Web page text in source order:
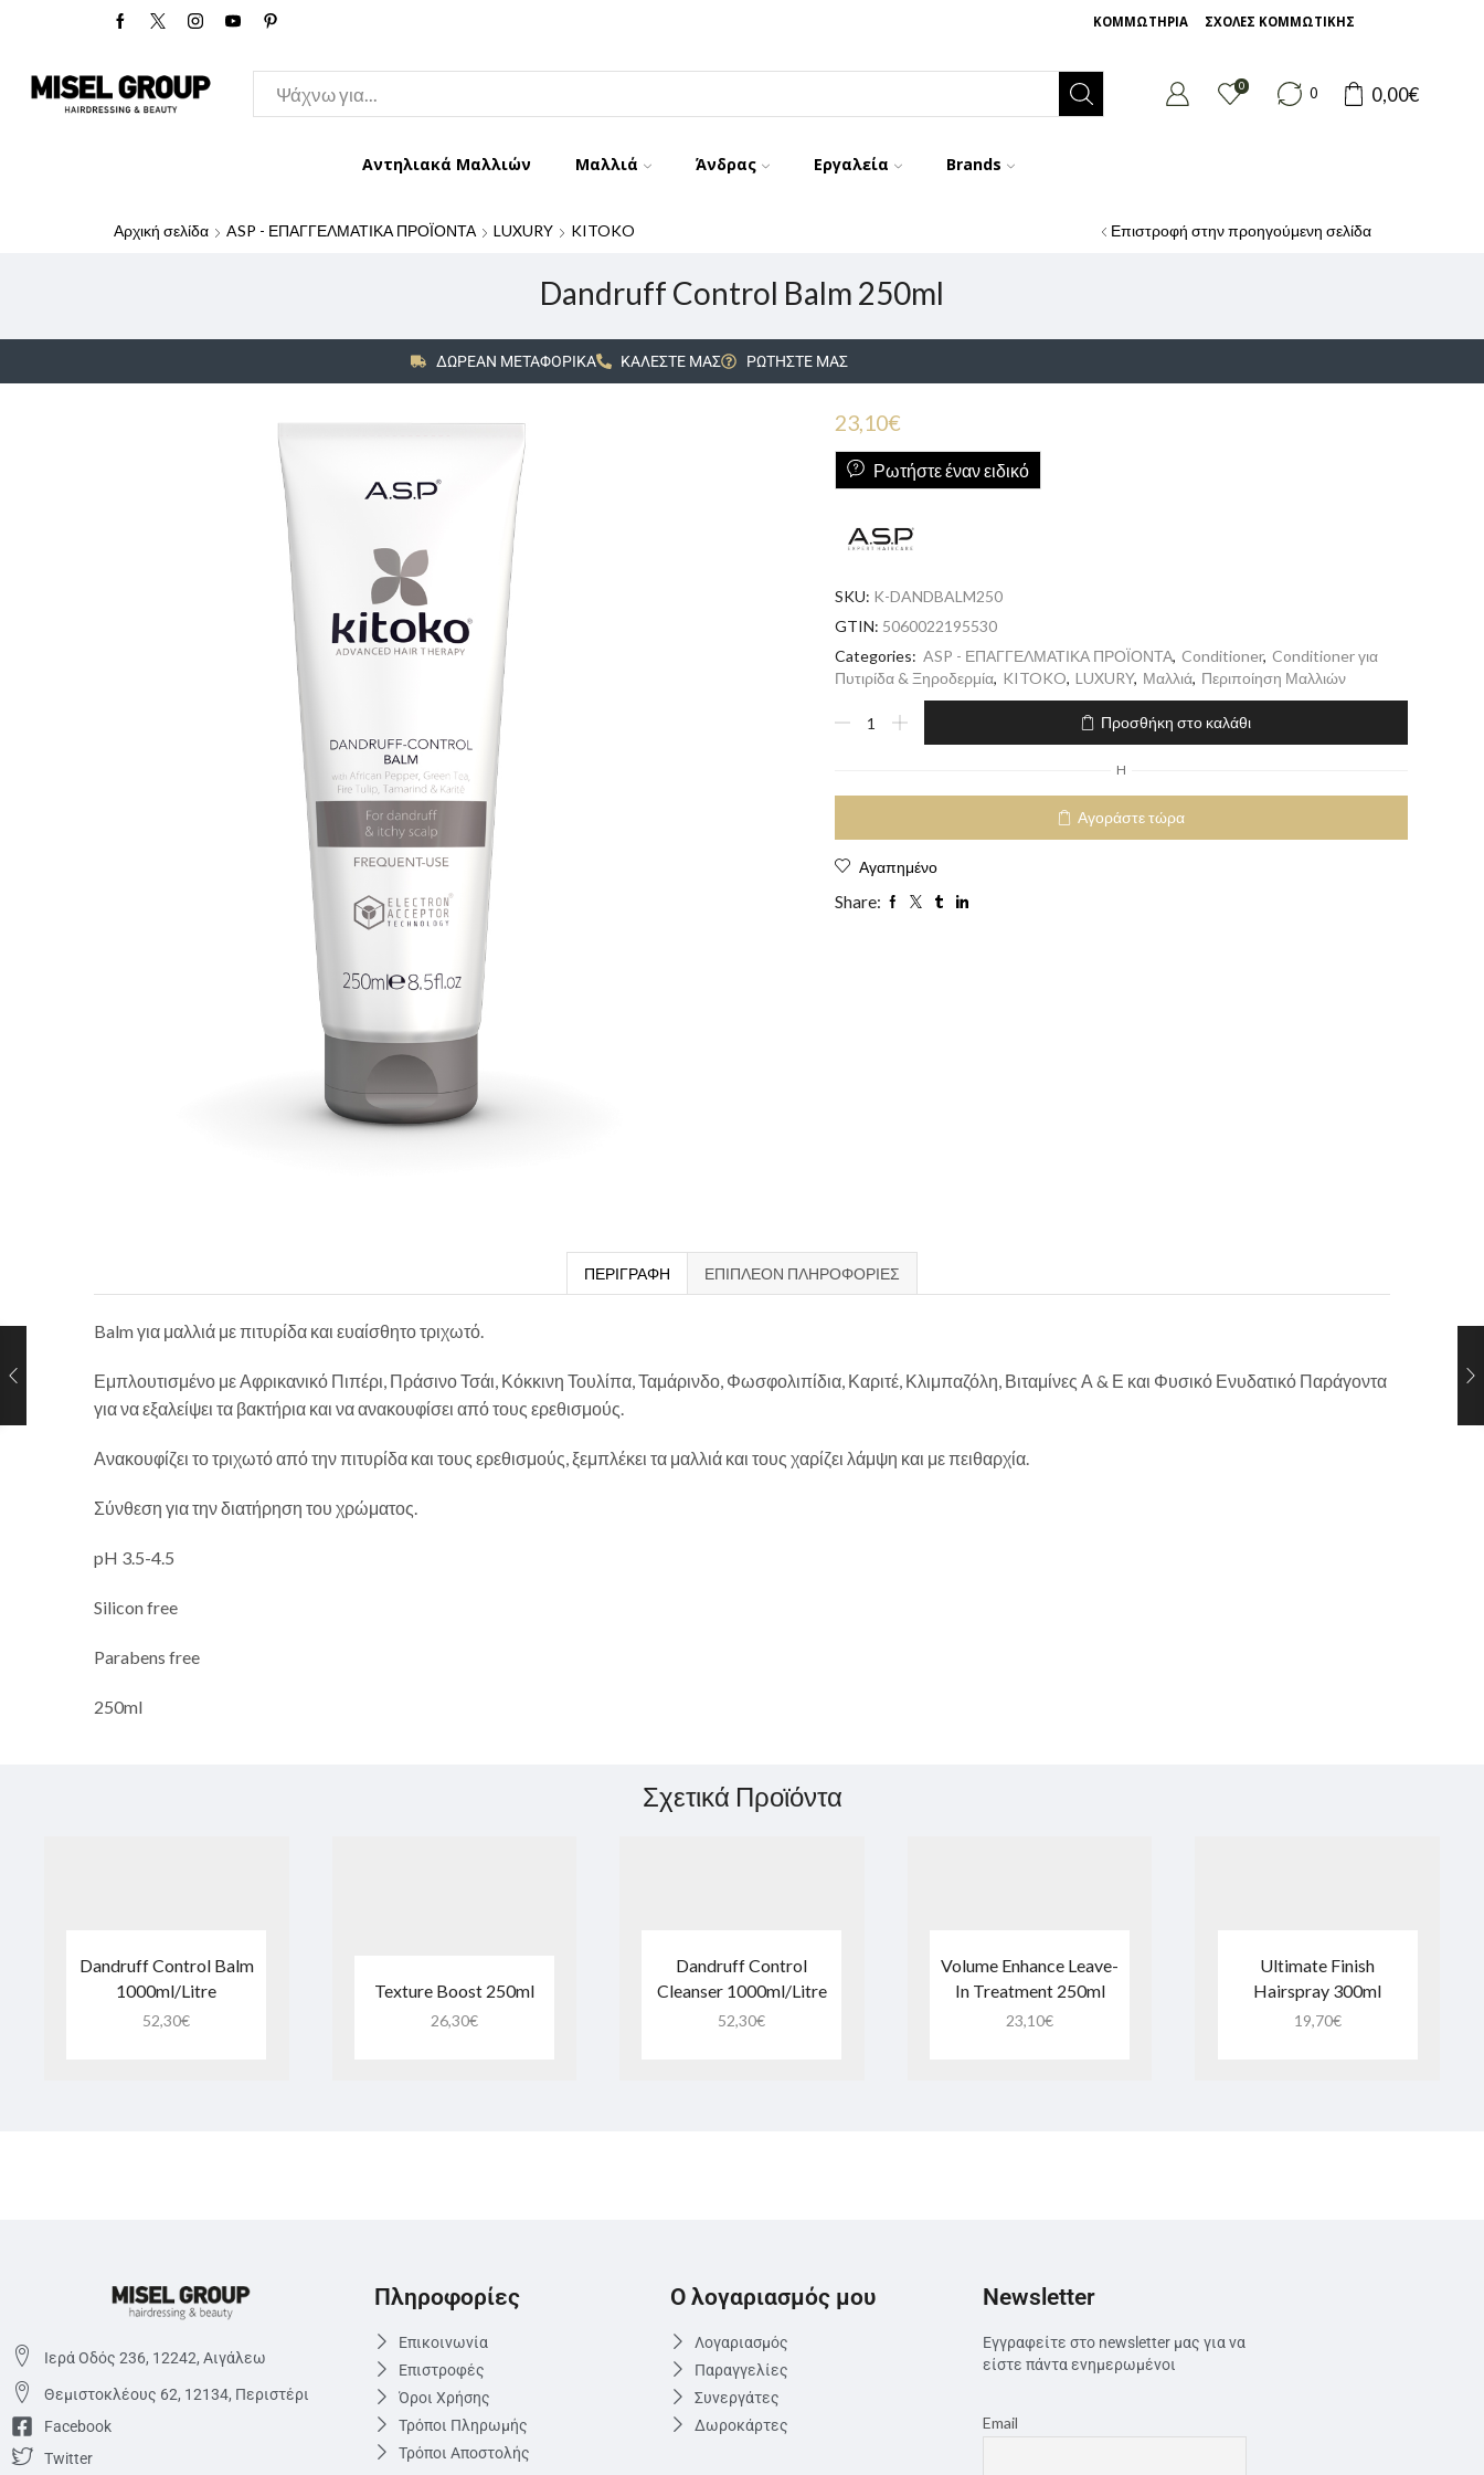
ΚΟΜΜΩΤΗΡΙΑ ΣΧΟΛΕΣ ΚΟΜΜΩΤΙΚΗΣ
0 0 0,00€
Αντηλιακά Μαλλιών Μαλλιά Άνδρας Εργαλεία Brands
Αρχική σελίδα ASP - ΕΠΑΓΓΕΛΜΑΤΙΚΑ ΠΡΟΪΟΝΤΑ LUXURY KITOKO Επιστροφή στην προηγούμενη σελίδα
Dandruff Control Balm 250ml
ΔΩΡΕΑΝ ΜΕΤΑΦΟΡΙΚΑ ΚΑΛΕΣΤΕ ΜΑΣ ΡΩΤΗΣΤΕ ΜΑΣ
23,10€
Ρωτήστε έναν ειδικό
SKU: K-DANDBALM250
GTIN: 5060022195530
Categories: ASP - ΕΠΑΓΓΕΛΜΑΤΙΚΑ ΠΡΟΪΟΝΤΑ, Conditioner, Conditioner για
Πυτιρίδα & Ξηροδερμία, KITOKO, LUXURY, Μαλλιά, Περιποίηση Μαλλιών
Προσθήκη στο καλάθι
H
Αγοράστε τώρα
Αγαπημένο
Share:
ΠΕΡΙΓΡΑΦΉ ΕΠΙΠΛΈΟΝ ΠΛΗΡΟΦΟΡΊΕΣ
Balm για μαλλιά με πιτυρίδα και ευαίσθητο τριχωτό.
Εμπλουτισμένο με Αφρικανικό Πιπέρι, Πράσινο Τσάι, Κόκκινη Τουλίπα, Ταμάρινδο, Φωσφολιπίδια, Καριτέ, Κλιμπαζόλη, Βιταμίνες Α & Ε και Φυσικό Ενυδατικό Παράγοντα
για να εξαλείψει τα βακτήρια και να ανακουφίσει από τους ερεθισμούς.
Ανακουφίζει το τριχωτό από την πιτυρίδα και τους ερεθισμούς, ξεμπλέκει τα μαλλιά και τους χαρίζει λάμψη και με πειθαρχία.
Σύνθεση για την διατήρηση του χρώματος.
pH 3.5-4.5
Silicon free
Parabens free
250ml
Σχετικά Προϊόντα
Dandruff Control Balm
1000ml/Litre
52,30€
Texture Boost 250ml
26,30€
Dandruff Control
Cleanser 1000ml/Litre
52,30€
Volume Enhance Leave-
In Treatment 250ml
23,10€
Ultimate Finish
Hairspray 300ml
19,70€
Ιερά Οδός 236, 12242, Αιγάλεω
Θεμιστoκλέους 62, 12134, Περιστέρι
Facebook
Twitter
Πληροφορίες
Επικοινωνία
Επιστροφές
Όροι Χρήσης
Τρόποι Πληρωμής
Τρόποι Αποστολής
Ο λογαριασμός μου
Λογαριασμός
Παραγγελίες
Συνεργάτες
Δωροκάρτες
Newsletter
Εγγραφείτε στο newsletter μας για να
είστε πάντα ενημερωμένοι
Email